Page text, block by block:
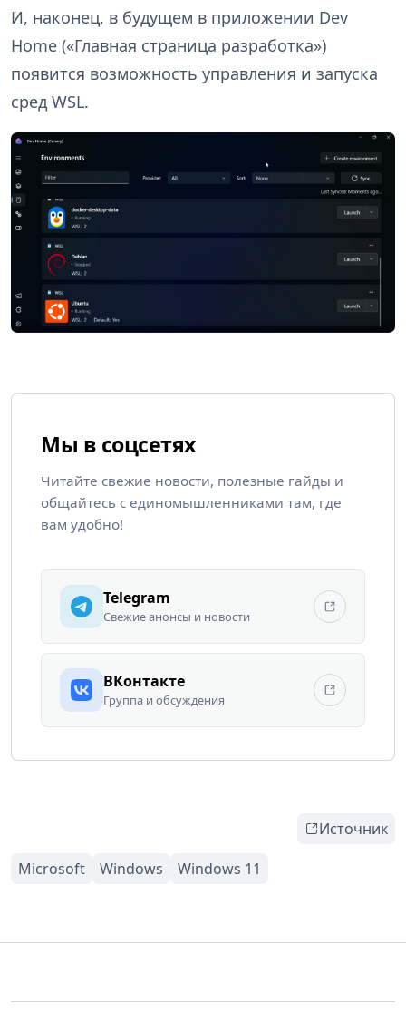
И, наконец, в будущем в приложении Dev
Home («Главная страница разработка»)
появится возможность управления и запуска
сред WSL.
Мы в соцсетях
Читайте свежие новости, полезные гайды и
общайтесь с единомышленниками там, где
вам удобно!
Telegram
Свежие анонсы и новости
ВКонтакте
Группа и обсуждения
Источник